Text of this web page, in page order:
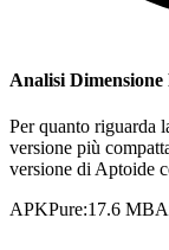
Analisi Dimensione
Per quanto riguarda
versione più
versione di Aptoide
APKPure:17.6 MB